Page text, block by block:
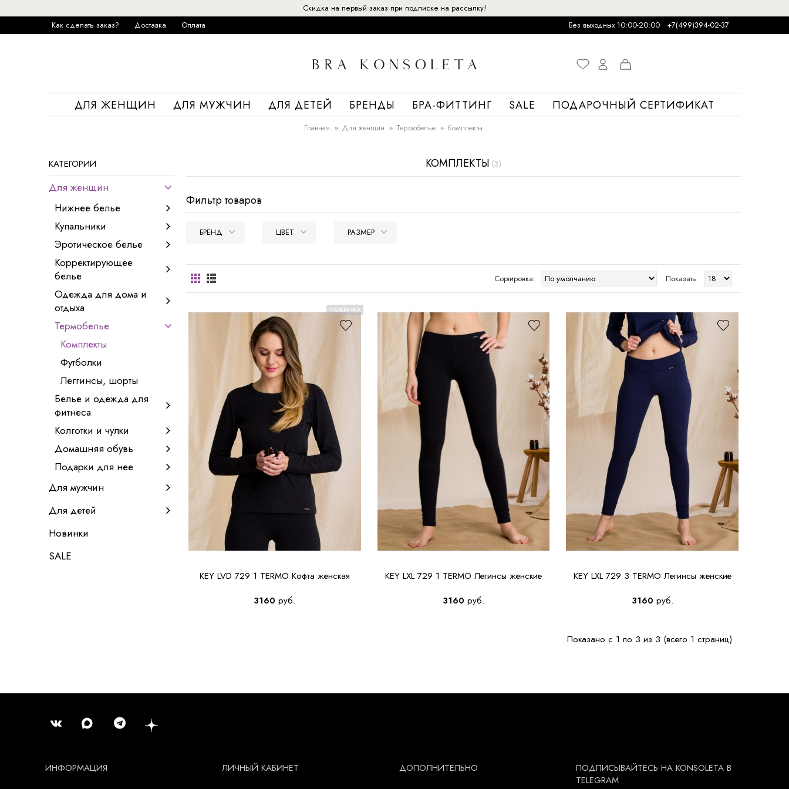
Скидка на первый заказ при подписке на рассылку!
Как сделать заказ?
Доставка Оплата Без выходных 10:00-20:00 +7(499)394-02-37
ДЛЯ ЖЕНЩИН ДЛЯ МУЖЧИН ДЛЯ ДЕТЕЙ БРЕНДЫ БРА-ФИТТИНГ SALE ПОДАРОЧНЫЙ СЕРТИФИКАТ
Главная Для женщин Термобелье Комплекты
КАТЕГОРИИ
Для женщин
Нижнее белье
Купальники
Эротическое белье
Корректирующее
белье
Одежда для дома и
отдыха
Термобелье
Комплекты
Футболки
Леггинсы, шорты
Белье и одежда для
фитнеса
Колготки и чулки
Домашняя обувь
Подарки для нее
Для мужчин
Для детей
Новинки
SALE
КОМПЛЕКТЫ (3)
Фильтр товаров
БРЕНД ЦВЕТ РАЗМЕР
Сортировка: Показать:
НОВИНКА
KEY LVD 729 1 TERMO Кофта женская
3160 руб.
KEY LXL 729 1 TERMO Легинсы женские
3160 руб.
KEY LXL 729 3 TERMO Легинсы женские
3160 руб.
Показано с 1 по 3 из 3 (всего 1 страниц)
ИНФОРМАЦИЯ ЛИЧНЫЙ КАБИНЕТ ДОПОЛНИТЕЛЬНО
ПОДПИСЫВАЙТЕСЬ НА KONSOLETA В
TELEGRAM
-10% на первый заказ!
Подпишитесь на наши новости и узнавайте
о новинках и акциях первыми!
Нажимая кнопку 'Подписаться', я принимаю